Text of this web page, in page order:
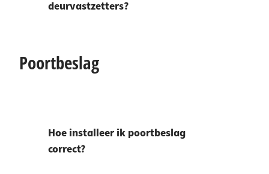
deurvastzetters?
Poortbeslag
Hoe installeer ik poortbeslag
correct?